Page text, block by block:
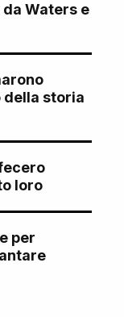
Waters e
della storia
loro
per